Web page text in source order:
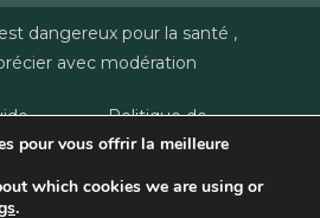
dangereux pour la santé ,
avec modération
-
Politique de
confidentialité–
pour vous offrir la meilleure
which cookies we are using or
.